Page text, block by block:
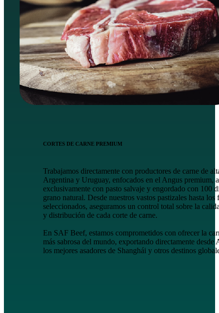
CORTES DE CARNE PREMIUM
Trabajamos directamente con productores de carne de
Argentina y Uruguay, enfocados en el Angus premium,
exclusivamente con pasto salvaje y engordado con 100
grano natural. Desde nuestros vastos pastizales hasta
seleccionados, aseguramos un control total sobre la
y distribución de cada corte de carne.
En SAF Beef, estamos comprometidos con ofrecer la
más sabrosa del mundo, exportando directamente desde
los mejores asadores de Shanghái y otros destinos